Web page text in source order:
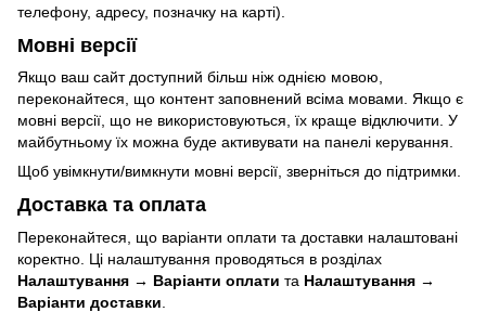
телефону, адресу, позначку на карті).
Мовні версії
Якщо ваш сайт доступний більш ніж однією мовою,
переконайтеся, що контент заповнений всіма мовами. Якщо є
мовні версії, що не використовуються, їх краще відключити. У
майбутньому їх можна буде активувати на панелі керування.
Щоб увімкнути/вимкнути мовні версії, зверніться до підтримки.
Доставка та оплата
Переконайтеся, що варіанти оплати та доставки налаштовані
коректно. Ці налаштування проводяться в розділах
Налаштування → Варіанти оплати та Налаштування →
Варіанти доставки